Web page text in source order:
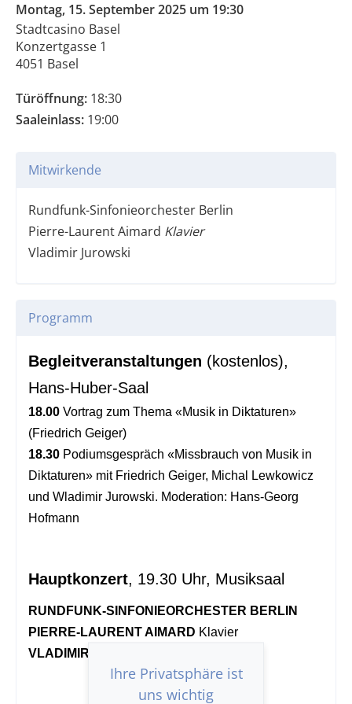
Montag, 15. September 2025 um 19:30
Stadtcasino Basel
Konzertgasse 1
4051 Basel
Türöffnung: 18:30
Saaleinlass: 19:00
Mitwirkende
Rundfunk-Sinfonieorchester Berlin
Pierre-Laurent Aimard Klavier
Vladimir Jurowski
Programm
Begleitveranstaltungen (kostenlos),
Hans-Huber-Saal
18.00 Vortrag zum Thema «Musik in Diktaturen»
(Friedrich Geiger)
18.30 Podiumsgespräch «Missbrauch von Musik in
Diktaturen» mit Friedrich Geiger, Michal Lewkowicz
und Wladimir Jurowski. Moderation: Hans-Georg
Hofmann
Hauptkonzert, 19.30 Uhr, Musiksaal
RUNDFUNK-SINFONIEORCHESTER BERLIN
PIERRE-LAURENT AIMARD Klavier
VLADIMIR JUROWSKI
Ihre Privatsphäre ist
uns wichtig